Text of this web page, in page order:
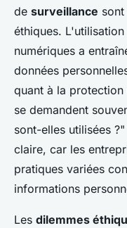
de surveillance
éthiques.
numériques a
données
quant à la
se demandent
sont-elles utilisées
claire, car les
pratiques variées
informations
Les dilemmes